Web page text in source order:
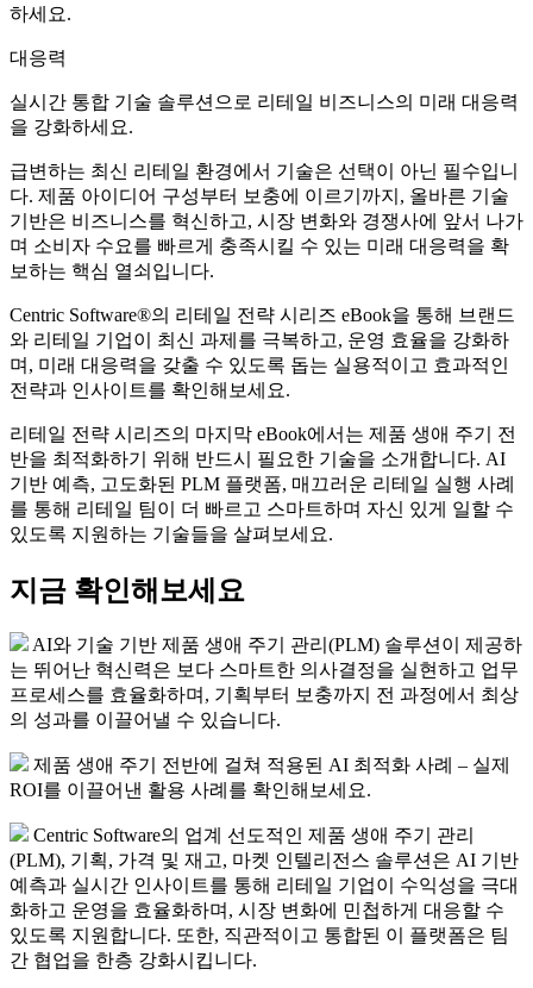
하세요.
대응력
실시간 통합 기술 솔루션으로 리테일 비즈니스의 미래 대응력
을 강화하세요.
급변하는 최신 리테일 환경에서 기술은 선택이 아닌 필수입니
다. 제품 아이디어 구성부터 보충에 이르기까지, 올바른 기술
기반은 비즈니스를 혁신하고, 시장 변화와 경쟁사에 앞서 나가
며 소비자 수요를 빠르게 충족시킬 수 있는 미래 대응력을 확
보하는 핵심 열쇠입니다.
Centric Software®의 리테일 전략 시리즈 eBook을 통해 브랜드
와 리테일 기업이 최신 과제를 극복하고, 운영 효율을 강화하
며, 미래 대응력을 갖출 수 있도록 돕는 실용적이고 효과적인
전략과 인사이트를 확인해보세요.
리테일 전략 시리즈의 마지막 eBook에서는 제품 생애 주기 전
반을 최적화하기 위해 반드시 필요한 기술을 소개합니다. AI
기반 예측, 고도화된 PLM 플랫폼, 매끄러운 리테일 실행 사례
를 통해 리테일 팀이 더 빠르고 스마트하며 자신 있게 일할 수
있도록 지원하는 기술들을 살펴보세요.
지금 확인해보세요
AI와 기술 기반 제품 생애 주기 관리(PLM) 솔루션이 제공하
는 뛰어난 혁신력은 보다 스마트한 의사결정을 실현하고 업무
프로세스를 효율화하며, 기획부터 보충까지 전 과정에서 최상
의 성과를 이끌어낼 수 있습니다.
제품 생애 주기 전반에 걸쳐 적용된 AI 최적화 사례 – 실제
ROI를 이끌어낸 활용 사례를 확인해보세요.
Centric Software의 업계 선도적인 제품 생애 주기 관리
(PLM), 기획, 가격 및 재고, 마켓 인텔리전스 솔루션은 AI 기반
예측과 실시간 인사이트를 통해 리테일 기업이 수익성을 극대
화하고 운영을 효율화하며, 시장 변화에 민첩하게 대응할 수
있도록 지원합니다. 또한, 직관적이고 통합된 이 플랫폼은 팀
간 협업을 한층 강화시킵니다.